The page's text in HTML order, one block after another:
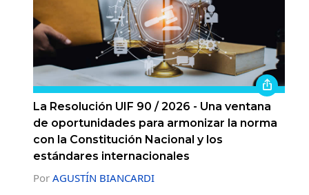
La Resolución UIF 90 / 2026 - Una ventana
de oportunidades para armonizar la norma
con la Constitución Nacional y los
estándares internacionales
Por AGUSTÍN BIANCARDI